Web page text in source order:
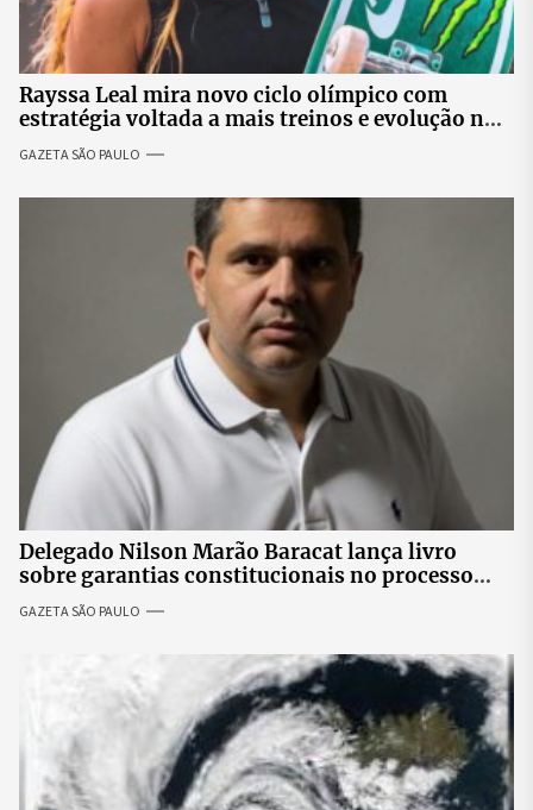
Rayssa Leal mira novo ciclo olímpico com
estratégia voltada a mais treinos e evolução no
GAZETA SÃO PAULO
Delegado Nilson Marão Baracat lança livro
sobre garantias constitucionais no processo
penal brasileiro
GAZETA SÃO PAULO